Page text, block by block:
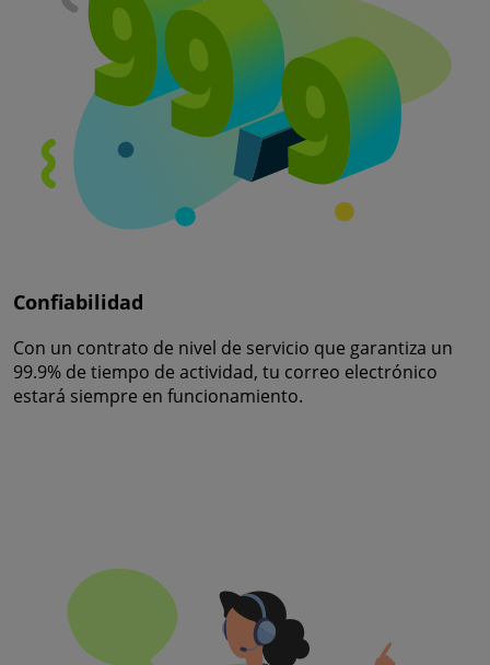
Confiabilidad
Con un contrato de nivel de servicio que garantiza un
99.9% de tiempo de actividad, tu correo electrónico
estará siempre en funcionamiento.